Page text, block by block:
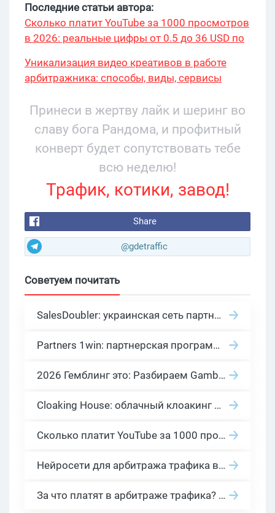
Последние статьи автора:
Сколько платит YouTube за 1000 просмотров
в 2026: реальные цифры от 0.5 до 36 USD по
Уникализация видео креативов в работе
арбитражника: способы, виды, сервисы
Принеси в жертву лайк и шеринг во
славу бога Рандома, и профитный
конверт будет сопутствовать тебе
всю неделю!
Трафик, котики, завод!
Share
@gdetraffic
Советуем почитать
SalesDoubler: украинская сеть партнерских программ с оплатой за действие
Partners 1win: партнерская программа казино в нише гемблинг арбитраж
2026 Гемблинг это: Разбираем Gambling вертикаль, и все что связано с гемблинг и беттинг офферами
Cloaking House: облачный клоакинг для фильтрации ботов FB и Google Ads — гайд PHP-интеграции 2026
Сколько платит YouTube за 1000 просмотров в 2026: реальные цифры от 0.5 до 36 USD по ГЕО
Нейросети для арбитража трафика в 2026: инструменты, кейсы и AI-медиабайеры
За что платят в арбитраже трафика? 30 моделей оплаты в бурж и СНГ партнерках